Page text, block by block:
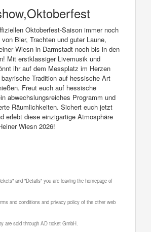
Oktoberfest-Saison immer noch
Bier, Trachten und guter Laune,
Wiesn in Darmstadt noch bis in den
Mit erstklassiger Livemusik und
ihr auf dem Messplatz im Herzen
Tradition auf hessische Art
Freut euch auf hessische
abwechslungsreiches Programm und
Räumlichkeiten. Sichert euch jetzt
erlebt diese einzigartige Atmosphäre
Wiesn 2026!
and "Details" you are leaving the homepage of
and conditions and privacy policy of the other web
are sold through AD ticket GmbH.